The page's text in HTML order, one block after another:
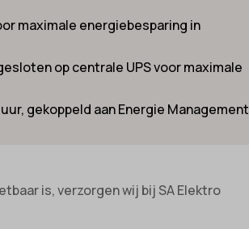
maximale energiebesparing in
op centrale UPS voor maximale
gekoppeld aan Energie Management
is, verzorgen wij bij SA Elektro